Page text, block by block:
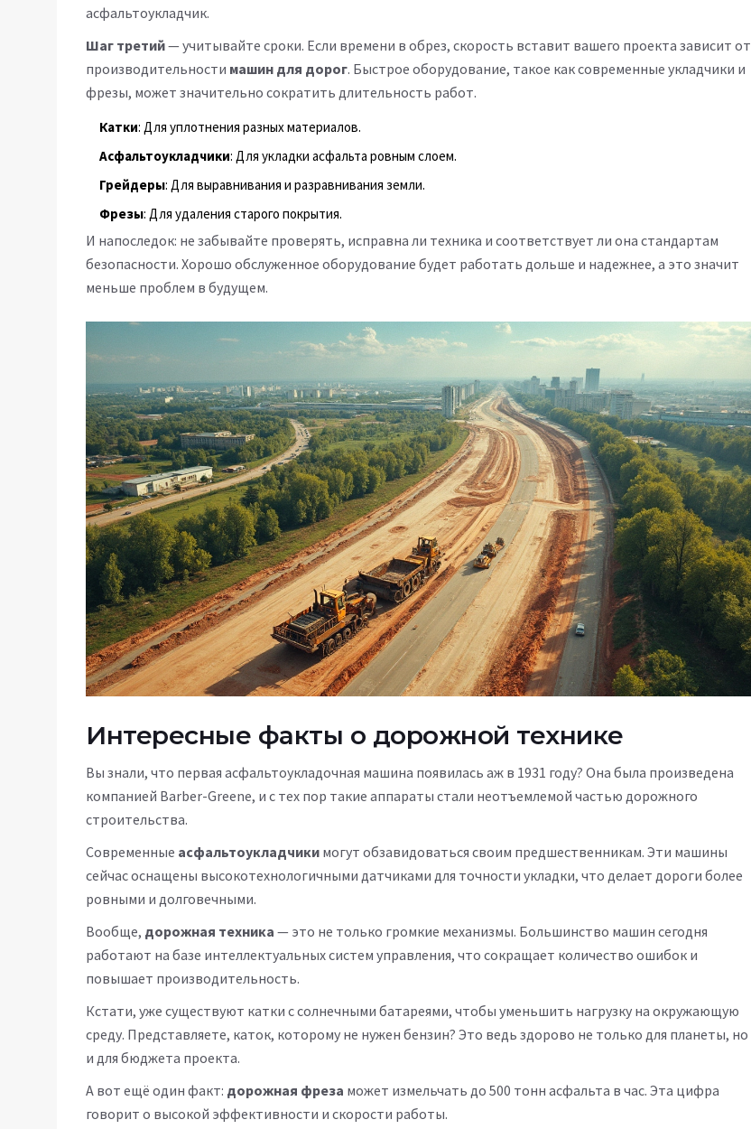
асфальтоукладчик.
Шаг третий— учитывайте сроки. Если времени в обрез, скорость вставит вашего проекта зависит от
производительности машин для дорог. Быстрое оборудование, такое как современные укладчики и
фрезы, может значительно сократить длительность работ.
Катки: Для уплотнения разных материалов.
Асфальтоукладчики: Для укладки асфальта ровным слоем.
Грейдеры: Для выравнивания и разравнивания земли.
Фрезы: Для удаления старого покрытия.
И напоследок: не забывайте проверять, исправна ли техника и соответствует ли она стандартам
безопасности. Хорошо обслуженное оборудование будет работать дольше и надежнее, а это значит
меньше проблем в будущем.
Интересные факты о дорожной технике
Вы знали, что первая асфальтоукладочная машина появилась аж в 1931 году? Она была произведена
компанией Barber-Greene, и с тех пор такие аппараты стали неотъемлемой частью дорожного
строительства.
Современные асфальтоукладчики могут обзавидоваться своим предшественникам. Эти машины
сейчас оснащены высокотехнологичными датчиками для точности укладки, что делает дороги более
ровными и долговечными.
Вообще, дорожная техника — это не только громкие механизмы. Большинство машин сегодня
работают на базе интеллектуальных систем управления, что сокращает количество ошибок и
повышает производительность.
Кстати, уже существуют катки с солнечными батареями, чтобы уменьшить нагрузку на окружающую
среду. Представляете, каток, которому не нужен бензин? Это ведь здорово не только для планеты, но
и для бюджета проекта.
А вот ещё один факт: дорожная фреза может измельчать до 500 тонн асфальта в час. Эта цифра
говорит о высокой эффективности и скорости работы.